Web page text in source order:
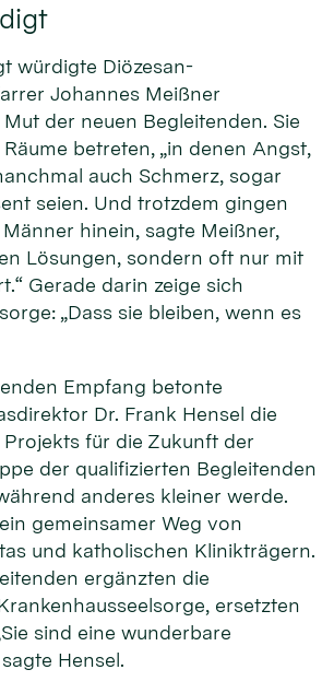
würdigte Diözesan-
Johannes Meißner
der neuen Begleitenden. Sie
betreten, „in denen Angst,
auch Schmerz, sogar
seien. Und trotzdem gingen
hinein, sagte Meißner,
Lösungen, sondern oft nur mit
Gerade darin zeige sich
„Dass sie bleiben, wenn es
Empfang betonte
Dr. Frank Hensel die
für die Zukunft der
der qualifizierten Begleitenden
anderes kleiner werde.
gemeinsamer Weg von
und katholischen Klinikträgern.
ergänzten die
ersetzten
sind eine wunderbare
Hensel.